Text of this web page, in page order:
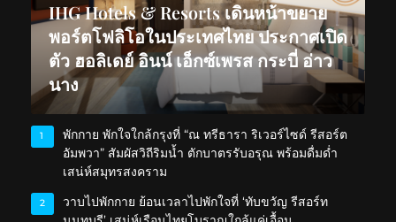
IHG Hotels & Resorts เดินหน้าขยาย
พอร์ตโฟลิโอในประเทศไทย ประกาศเปิด
ตัว ฮอลิเดย์ อินน์ เอ็กซ์เพรส กระบี่ อ่าว
นาง
1
พักกาย พักใจใกล้กรุงที่ “ณ ทรีธารา ริเวอร์ไซด์ รีสอร์ต
อัมพวา” สัมผัสวิถีริมน้ำ ตักบาตรรับอรุณ พร้อมดื่มด่ำ
เสน่ห์สมุทรสงคราม
2
วาบไปพักกาย ย้อนเวลาไปพักใจที่ ‘ทับขวัญ รีสอร์ท